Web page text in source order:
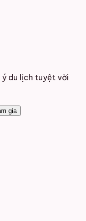
du lịch tuyệt vời
gia